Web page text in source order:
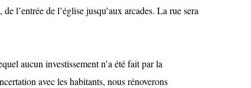
l’entrée de l’église jusqu’aux arcades. La rue sera
aucun investissement n’a été fait par la
avec les habitants, nous rénoverons